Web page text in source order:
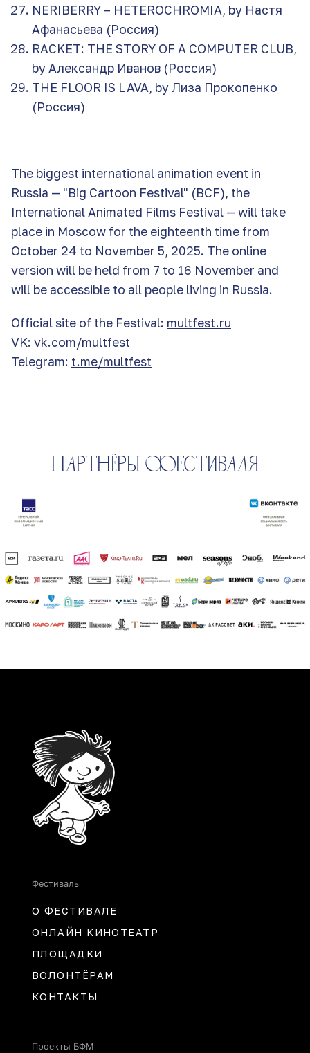
NERIBERRY – HETEROCHROMIA, by Настя
Афанасьева (Россия)
RACKET: THE STORY OF A COMPUTER CLUB,
by Александр Иванов (Россия)
THE FLOOR IS LAVA, by Лиза Прокопенко
(Россия)
The biggest international animation event in
Russia — "Big Cartoon Festival" (BCF), the
International Animated Films Festival — will take
place in Moscow for the eighteenth time from
October 24 to November 5, 2025. The online
version will be held from 7 to 16 November and
will be accessible to all people living in Russia.
Official site of the Festival: multfest.ru
VK: vk.com/multfest
Telegram: t.me/multfest
ПАРТНЁРЫ ФЕСТИВАЛЯ
Фестиваль
О ФЕСТИВАЛЕ
ОНЛАЙН КИНОТЕАТР
ПЛОЩАДКИ
ВОЛОНТЁРАМ
КОНТАКТЫ
Проекты БФМ